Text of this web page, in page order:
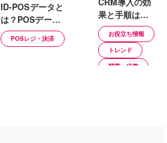
ID-POSデータと
は？POSデータ
との違い、活用
する方法
POSレジ・決済
果と手順は？
売上獲得を効
率化して事業
を拡大へ
お役立ち情報
トレンド
開業・経営